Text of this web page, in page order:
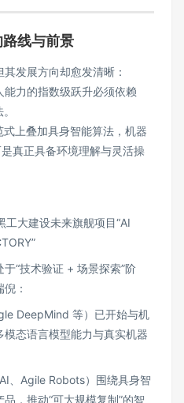
线与前景
发展方向却愈发清晰：
力的指数级跃升必须依赖
上叠加具身智能算法，机器
真正具备环境理解与灵活操
大建设未来旗舰项目“AI
“技术验证 + 场景探索”阶
：
DeepMind 等）已开始与机
态语言模型能力与真实机器
、Agile Robots）围绕具身智
，推动“可大规模复制”的智